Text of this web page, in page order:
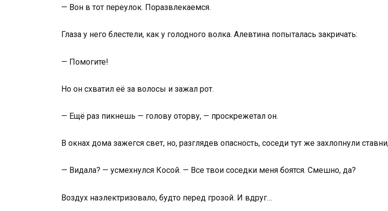
— Вон в тот переулок. Поразвлекаемся.
Глаза у него блестели, как у голодного волка. Алевтина попыталась закричать:
— Помогите!
Но он схватил её за волосы и зажал рот.
— Ещё раз пикнешь — голову оторву, — проскрежетал он.
В окнах дома зажегся свет, но, разглядев опасность, соседи тут же захлопнули
— Видала? — усмехнулся Косой. — Все твои соседки меня боятся. Смешно, да?
Воздух наэлектризовало, будто перед грозой. И вдруг…